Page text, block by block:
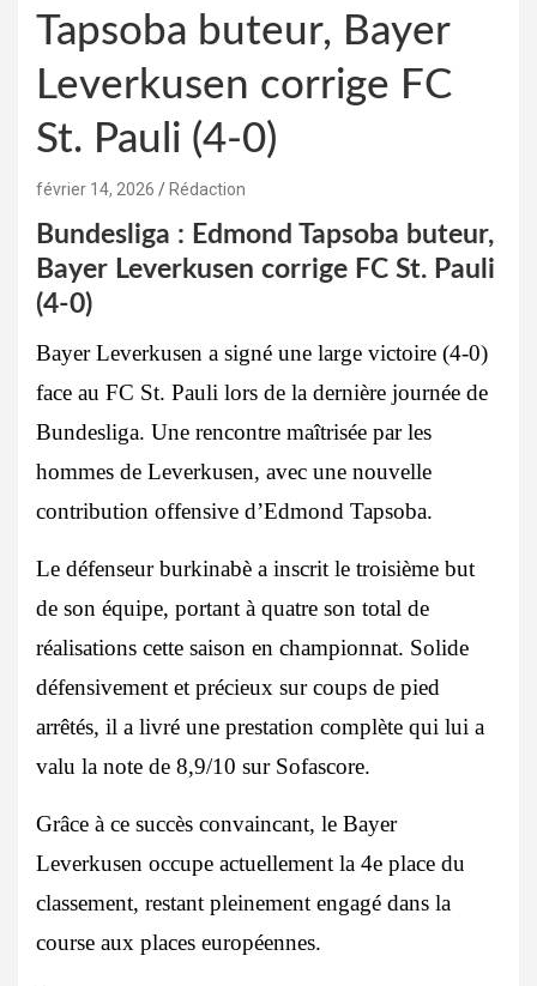
Tapsoba buteur, Bayer
Leverkusen corrige FC
St. Pauli (4-0)
février 14, 2026 Rédaction
Bundesliga : Edmond Tapsoba buteur,
Bayer Leverkusen corrige FC St. Pauli
(4-0)
Bayer Leverkusen a signé une large victoire (4-0)
face au FC St. Pauli lors de la dernière journée de
Bundesliga. Une rencontre maîtrisée par les
hommes de Leverkusen, avec une nouvelle
contribution offensive d’Edmond Tapsoba.
Le défenseur burkinabè a inscrit le troisième but
de son équipe, portant à quatre son total de
réalisations cette saison en championnat. Solide
défensivement et précieux sur coups de pied
arrêtés, il a livré une prestation complète qui lui a
valu la note de 8,9/10 sur Sofascore.
Grâce à ce succès convaincant, le Bayer
Leverkusen occupe actuellement la 4e place du
classement, restant pleinement engagé dans la
course aux places européennes.